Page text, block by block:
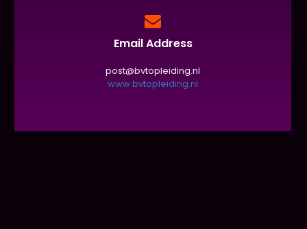
Email Address
post@bvtopleiding.nl
www.bvtopleiding.nl